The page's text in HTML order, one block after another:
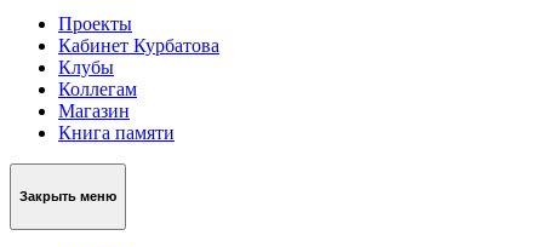
Проекты
Кабинет Курбатова
Клубы
Коллегам
Магазин
Книга памяти
Закрыть меню